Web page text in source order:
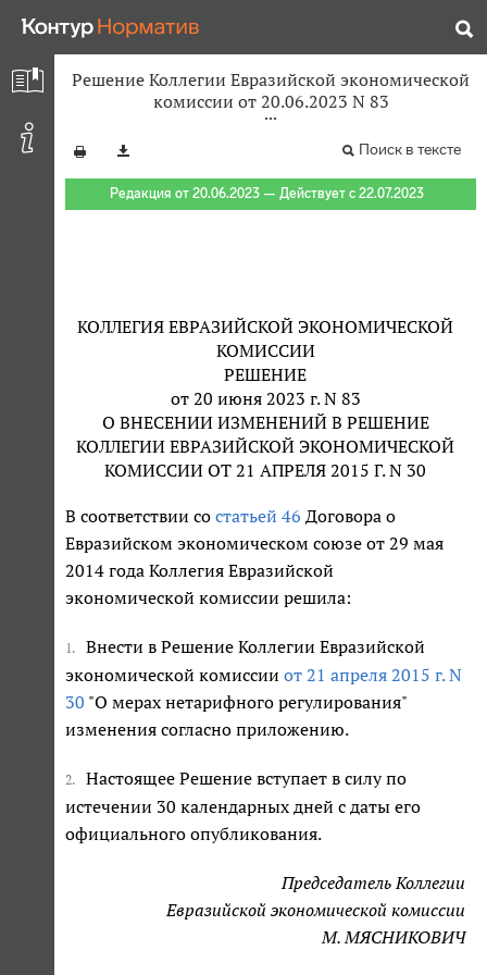
Решение Коллегии Евразийской экономической
комиссии от 20.06.2023 N 83
Поиск в тексте
Редакция от 20.06.2023 — Действует с 22.07.2023
КОЛЛЕГИЯ ЕВРАЗИЙСКОЙ ЭКОНОМИЧЕСКОЙ
КОМИССИИ
РЕШЕНИЕ
от 20 июня 2023 г. N 83
О ВНЕСЕНИИ ИЗМЕНЕНИЙ В РЕШЕНИЕ
КОЛЛЕГИИ ЕВРАЗИЙСКОЙ ЭКОНОМИЧЕСКОЙ
КОМИССИИ ОТ 21 АПРЕЛЯ 2015 Г. N 30
В соответствии со статьей 46 Договора о
Евразийском экономическом союзе от 29 мая
2014 года Коллегия Евразийской
экономической комиссии решила:
1.
Внести в Решение Коллегии Евразийской
экономической комиссии от 21 апреля 2015 г. N
30 "О мерах нетарифного регулирования"
изменения согласно приложению.
2.
Настоящее Решение вступает в силу по
истечении 30 календарных дней с даты его
официального опубликования.
Председатель Коллегии
Евразийской экономической комиссии
М. МЯСНИКОВИЧ